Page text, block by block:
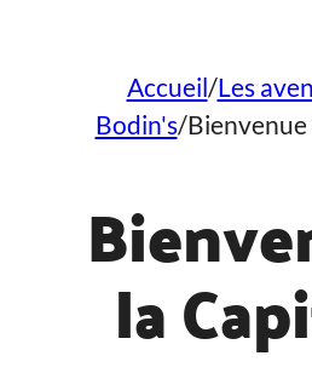
Accueil/Les
Bodin's/Bienvenue
la